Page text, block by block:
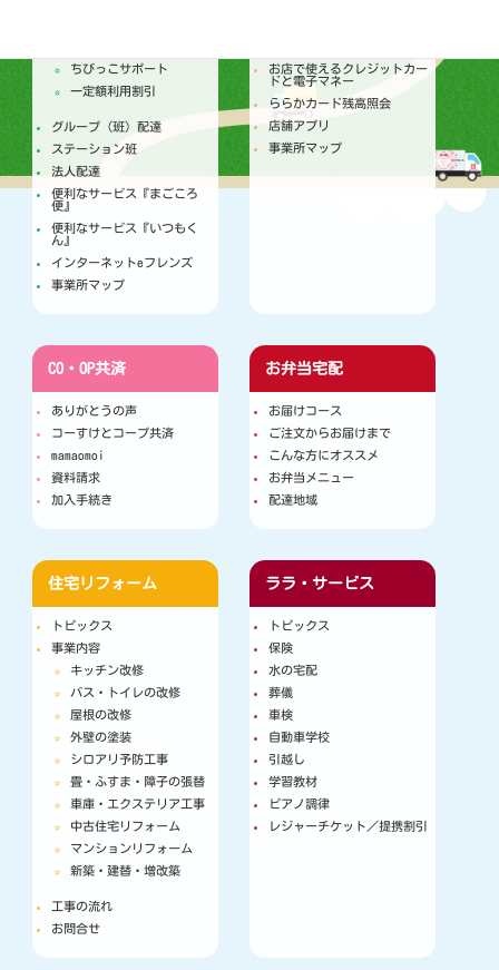
ちびっこサポート
一定額利用割引
グループ（班）配達
ステーション班
法人配達
便利なサービス『まごころ
便』
便利なサービス『いつもく
ん』
インターネットeフレンズ
事業所マップ
お店で使えるクレジットカー
ドと電子マネー
ららかカード残高照会
店舗アプリ
事業所マップ
CO・OP共済
ありがとうの声
コーすけとコープ共済
mamaomoi
資料請求
加入手続き
お弁当宅配
お届けコース
ご注文からお届けまで
こんな方にオススメ
お弁当メニュー
配達地域
住宅リフォーム
トピックス
事業内容
キッチン改修
バス・トイレの改修
屋根の改修
外壁の塗装
シロアリ予防工事
畳・ふすま・障子の張替
車庫・エクステリア工事
中古住宅リフォーム
マンションリフォーム
新築・建替・増改築
工事の流れ
お問合せ
ララ・サービス
トピックス
保険
水の宅配
葬儀
車検
自動車学校
引越し
学習教材
ピアノ調律
レジャーチケット／提携割引